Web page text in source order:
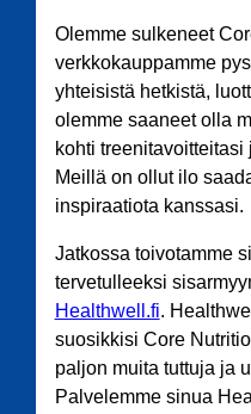
Olemme sulkeneet
verkkokauppamme
yhteisistä hetkistä,
olemme saaneet olla
kohti
Meillä on ollut ilo
inspiraatiota kanssasi.
Jatkossa toivotamme
tervetulleeksi
Healthwell.fi.
suosikkisi Core
paljon muita tuttuja ja
Palvelemme sinua